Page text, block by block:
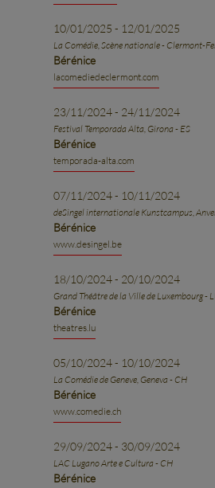
10/01/2025 - 12/01/2025
La Comédie, Scène nationale - Clermont-
Bérénice
lacomediedeclermont.com
23/11/2024 - 24/11/2024
Festival Temporada Alta, Girona - ES
Bérénice
temporada-alta.com
07/11/2024 - 10/11/2024
deSingel internationale Kunstcampus,
Bérénice
www.desingel.be
18/10/2024 - 20/10/2024
Grand Théâtre de la Ville de Luxembourg -
Bérénice
theatres.lu
05/10/2024 - 10/10/2024
La Comédie de Geneve, Geneva - CH
Bérénice
www.comedie.ch
29/09/2024 - 30/09/2024
LAC Lugano Arte e Cultura - CH
Bérénice